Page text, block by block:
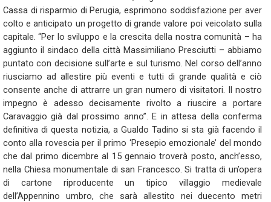
Cassa di risparmio di Perugia, esprimono soddisfazione per aver
colto e anticipato un progetto di grande valore poi veicolato sulla
capitale. “Per lo sviluppo e la crescita della nostra comunità – ha
aggiunto il sindaco della città Massimiliano Presciutti – abbiamo
puntato con decisione sull’arte e sul turismo. Nel corso dell’anno
riusciamo ad allestire più eventi e tutti di grande qualità e ciò
consente anche di attrarre un gran numero di visitatori. Il nostro
impegno è adesso decisamente rivolto a riuscire a portare
Caravaggio già dal prossimo anno”. E in attesa della conferma
definitiva di questa notizia, a Gualdo Tadino si sta già facendo il
conto alla rovescia per il primo ‘Presepio emozionale’ del mondo
che dal primo dicembre al 15 gennaio troverà posto, anch’esso,
nella Chiesa monumentale di san Francesco. Si tratta di un’opera
di cartone riproducente un tipico villaggio medievale
dell’Appennino umbro, che sarà allestito nei duecento metri